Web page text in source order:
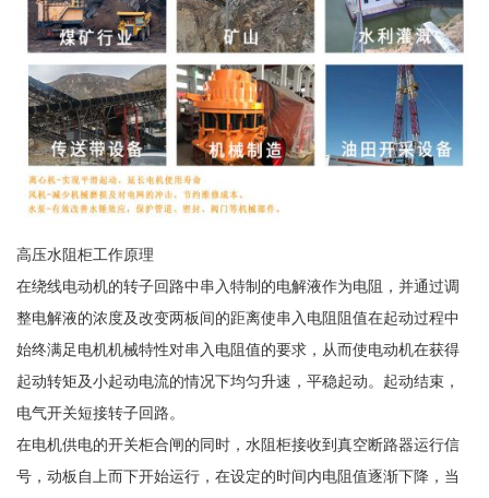
高压水阻柜工作原理
在绕线电动机的转子回路中串入特制的电解液作为电阻，并通过调
整电解液的浓度及改变两板间的距离使串入电阻阻值在起动过程中
始终满足电机机械特性对串入电阻值的要求，从而使电动机在获得
起动转矩及小起动电流的情况下均匀升速，平稳起动。起动结束，
电气开关短接转子回路。
在电机供电的开关柜合闸的同时，水阻柜接收到真空断路器运行信
号，动板自上而下开始运行，在设定的时间内电阻值逐渐下降，当